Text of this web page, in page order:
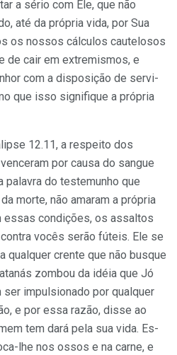
a sério com Ele, que não
até da própria vida, por Sua
os nossos cálculos cautelosos
de cair em extremismos, e
com a disposição de servi-
que isso signifique a própria
12.11, a respeito dos
por causa do sangue
palavra do teste­munho que
morte, não amaram a própria
essas condições, os assaltos
vocês serão fúteis. Ele se
qualquer crente que não busque
zombou da idéia que Jó
impulsionado por qualquer
e por essa razão, disse ao
tem dará pela sua vida. Es­
lhe nos ossos e na carne, e